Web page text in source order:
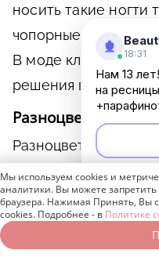
носить такие ногти
чопорные
В моде классика,
решения в виде
Разноцветный
Разноцветный
маникюр, который
тенденции на
неоновые пятна.
18:31
Нам 13
на
Мы используем cookies и
аналитики. Вы можете запретить
браузера. Нажимая Принять, Вы
cookies. Подробнее - в Политике